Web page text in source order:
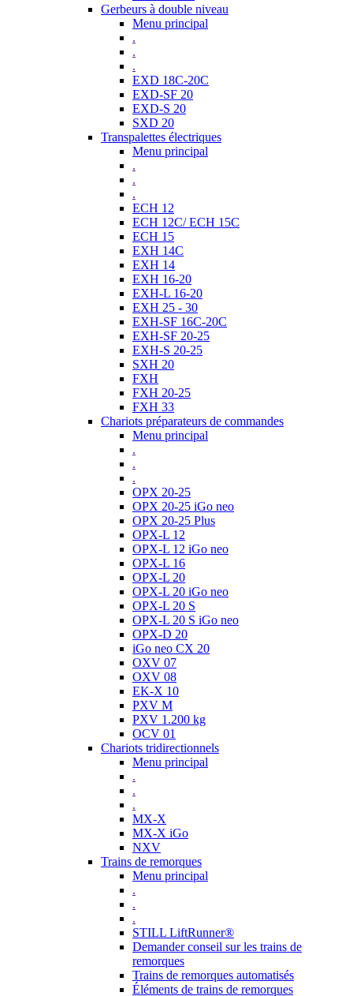
Gerbeurs à double niveau
Menu principal
.
.
.
EXD 18C-20C
EXD-SF 20
EXD-S 20
SXD 20
Transpalettes électriques
Menu principal
.
.
.
ECH 12
ECH 12C/ ECH 15C
ECH 15
EXH 14C
EXH 14
EXH 16-20
EXH-L 16-20
EXH 25 - 30
EXH-SF 16C-20C
EXH-SF 20-25
EXH-S 20-25
SXH 20
FXH
FXH 20-25
FXH 33
Chariots préparateurs de commandes
Menu principal
.
.
.
OPX 20-25
OPX 20-25 iGo neo
OPX 20-25 Plus
OPX-L 12
OPX-L 12 iGo neo
OPX-L 16
OPX-L 20
OPX-L 20 iGo neo
OPX-L 20 S
OPX-L 20 S iGo neo
OPX-D 20
iGo neo CX 20
OXV 07
OXV 08
EK-X 10
PXV M
PXV 1.200 kg
OCV 01
Chariots tridirectionnels
Menu principal
.
.
.
MX-X
MX-X iGo
NXV
Trains de remorques
Menu principal
.
.
.
STILL LiftRunner®
Demander conseil sur les trains de
remorques
Trains de remorques automatisés
Éléments de trains de remorques